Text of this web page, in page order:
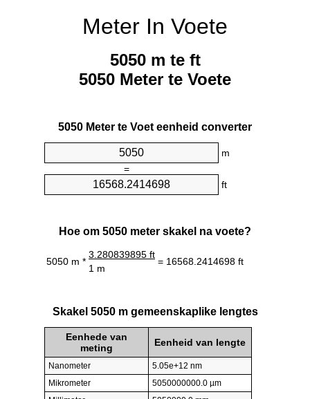
Meter In Voete
5050 m te ft
5050 Meter te Voete
5050 Meter te Voet eenheid converter
m
=
ft
Hoe om 5050 meter skakel na voete?
5050 m *
3.280839895 ft
= 16568.2414698 ft
1 m
Skakel 5050 m gemeenskaplike lengtes
Eenhede van
meting
Eenheid van lengte
Nanometer
5.05e+12 nm
Mikrometer
5050000000.0 µm